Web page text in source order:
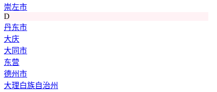
崇左市
D
丹东市
大庆
大同市
东营
德州市
大理白族自治州